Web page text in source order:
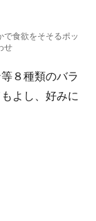
で食欲をそそるポッ
せ
８種類のバラ
よし、好みに